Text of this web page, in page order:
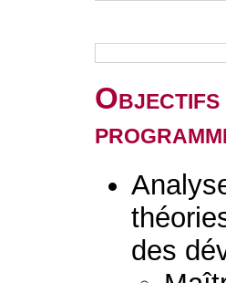
Objectifs
des